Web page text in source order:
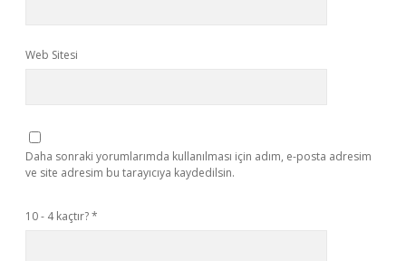
Web Sitesi
Daha sonraki yorumlarımda kullanılması için adım, e-posta adresim
ve site adresim bu tarayıcıya kaydedilsin.
10 - 4 kaçtır?*